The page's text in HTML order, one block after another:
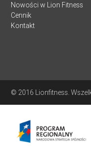
Nowości w Lion Fitness
Cennik
Kontakt
© 2016 Lionfitness.